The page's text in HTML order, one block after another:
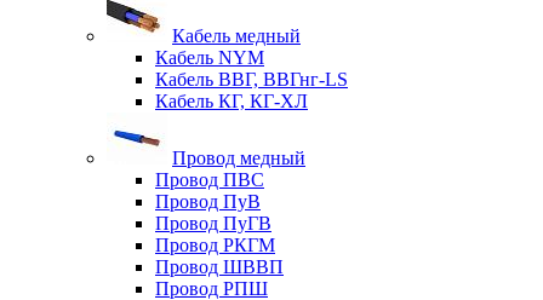
Кабель медный
Кабель NYM
Кабель ВВГ, ВВГнг-LS
Кабель КГ, КГ-ХЛ
Провод медный
Провод ПВС
Провод ПуВ
Провод ПуГВ
Провод РКГМ
Провод ШВВП
Провод РПШ